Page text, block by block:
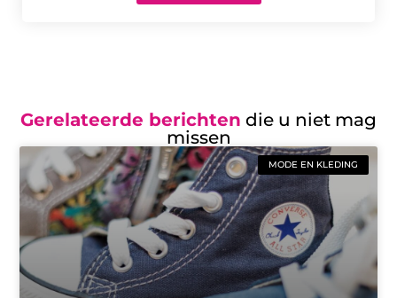
Gerelateerde berichten die u niet mag
missen
MODE EN KLEDING